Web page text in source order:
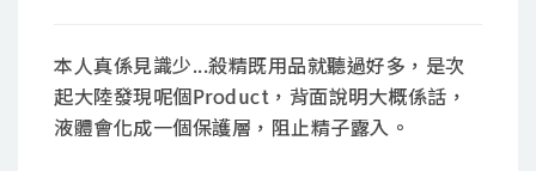
本人真係見識少...殺精既用品就聽過好多，是次
起大陸發現呢個Product，背面說明大概係話，
液體會化成一個保護層，阻止精子露入。